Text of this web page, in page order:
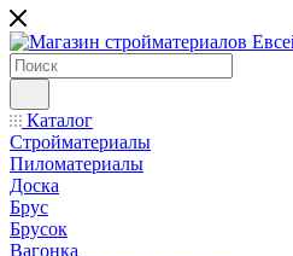
Каталог
Стройматериалы
Пиломатериалы
Доска
Брус
Брусок
Вагонка